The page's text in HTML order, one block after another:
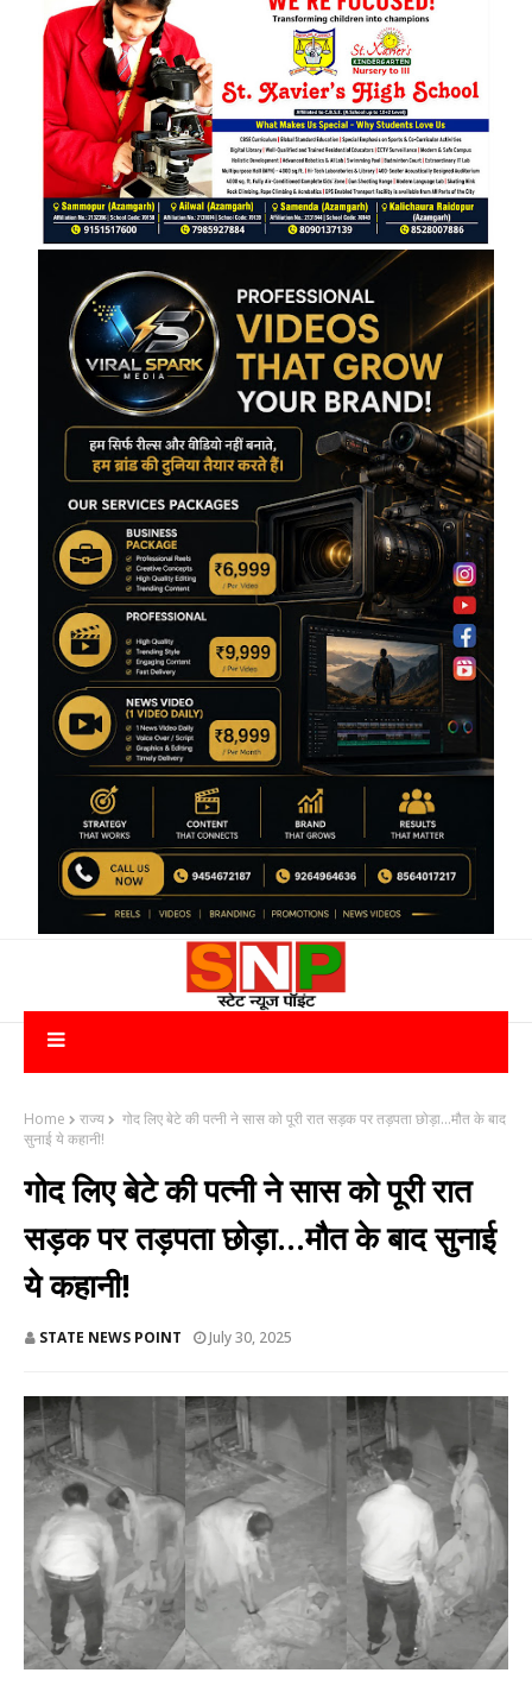
Home राज्य
गोद लिए बेटे की पत्नी ने सास को पूरी रात सड़क पर तड़पता छोड़ा...मौत के बाद
सुनाई ये कहानी!
गोद लिए बेटे की पत्नी ने सास को पूरी रात
सड़क पर तड़पता छोड़ा...मौत के बाद सुनाई
ये कहानी!
STATE NEWS POINT July 30, 2025